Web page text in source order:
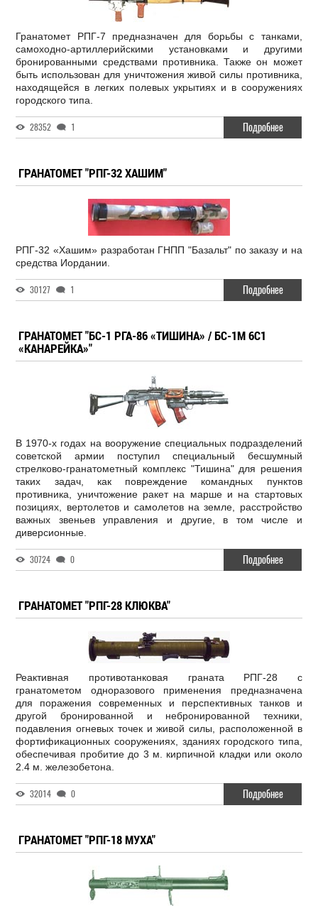
Гранатомет РПГ-7 предназначен для борьбы с танками,
самоходно-артиллерийскими установками и другими
бронированными средствами противника. Также он может
быть использован для уничтожения живой силы противника,
находящейся в легких полевых укрытиях и в сооружениях
городского типа.
28352 1 Подробнее
ГРАНАТОМЕТ "РПГ-32 ХАШИМ"
РПГ-32 «Хашим» разработан ГНПП "Базальт" по заказу и на
средства Иордании.
30127 1 Подробнее
ГРАНАТОМЕТ "БС-1 РГА-86 «ТИШИНА» / БС-1М 6С1
«КАНАРЕЙКА»"
В 1970-х годах на вооружение специальных подразделений
советской армии поступил специальный бесшумный
стрелково-гранатометный комплекс "Тишина" для решения
таких задач, как повреждение командных пунктов
противника, уничтожение ракет на марше и на стартовых
позициях, вертолетов и самолетов на земле, расстройство
важных звеньев управления и другие, в том числе и
диверсионные.
30724 0 Подробнее
ГРАНАТОМЕТ "РПГ-28 КЛЮКВА"
Реактивная противотанковая граната РПГ-28 с
гранатометом одноразового применения предназначена
для поражения современных и перспективных танков и
другой бронированной и небронированной техники,
подавления огневых точек и живой силы, расположенной в
фортификационных сооружениях, зданиях городского типа,
обеспечивая пробитие до 3 м. кирпичной кладки или около
2.4 м. железобетона.
32014 0 Подробнее
ГРАНАТОМЕТ "РПГ-18 МУХА"